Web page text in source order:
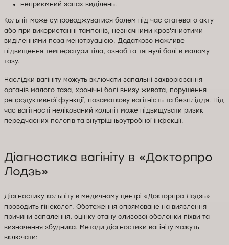
неприємний запах виділень.
Кольпіт може супроводжуватися болем під час статевого акту
або при використанні тампонів, незначними кров'янистими
виділеннями поза менструацією. Додатково можливе
підвищення температури тіла, озноб та тягнучі болі в малому
тазу.
Наслідки вагініту можуть включати запальні захворювання
органів малого таза, хронічні болі внизу живота, порушення
репродуктивної функції, позаматкову вагітність та безпліддя. Під
час вагітності нелікований кольпіт може підвищувати ризик
передчасних пологів та внутрішньоутробної інфекції.
Діагностика вагініту в «Докторпро
Лодзь»
Діагностику кольпіту в медичному центрі «Докторпро Лодзь»
проводить гінеколог. Обстеження спрямоване на виявлення
причини запалення, оцінку стану слизової оболонки піхви та
визначення збудника. Методи діагностики вагініту можуть
включати: